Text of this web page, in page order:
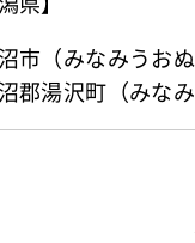
市（みなみうおぬ
郡湯沢町（みな